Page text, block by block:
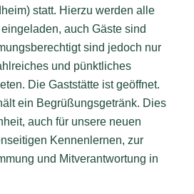
statt. Hierzu werden alle
auch Gäste sind
sind jedoch nur
und pünktliches
Die Gaststätte ist geöffnet.
ein Begrüßungsgetränk. Dies
auch für unsere neuen
Kennenlernen, zur
und Mitverantwortung in